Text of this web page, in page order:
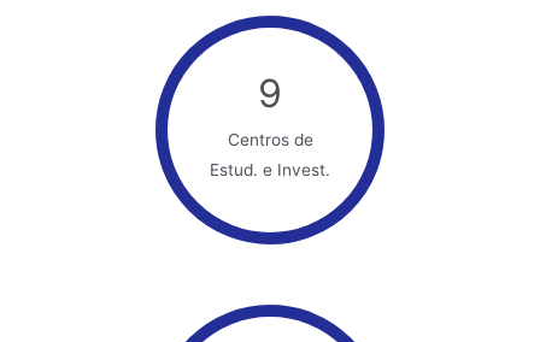
9
Centros de
Estud. e Invest.